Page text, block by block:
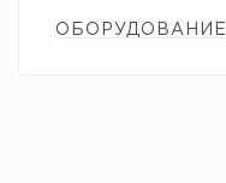
ОБОРУДОВАНИЕ